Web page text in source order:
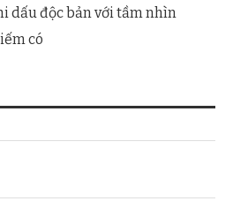
dấu độc bản với tầm nhìn
có